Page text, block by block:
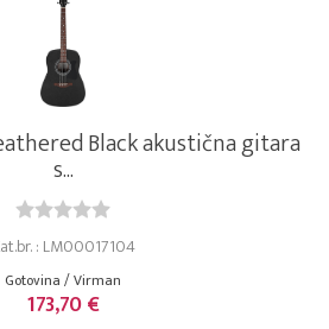
Black akustična gitara
s...
: LM00017104
Gotovina / Virman
173,70 €